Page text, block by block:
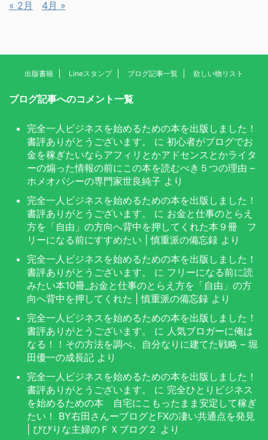
« 2月
4月 »
出版書籍 Lineスタンプ ブログ記事一覧 欲しい物リスト
ブログ記事へのコメント一覧
完全一人ビジネスを始めるための本を出版しました！
書評ありがとうございます。
に 初心者がブログでお
金を稼ぎたいならアフィリとかアドセンスとかライタ
ーの煽った情報の前にこの本を読むべき５つの理由 –
ホメオパシーの専門家世良純子 より
完全一人ビジネスを始めるための本を出版しました！
書評ありがとうございます。
に お金と仕事のとらえ
方を「自由」の方向へ背中を押してくれた本９冊 フ
リーになる前にすすめたい | 慎重派の備忘録 より
完全一人ビジネスを始めるための本を出版しました！
書評ありがとうございます。
に フリーになる前に読
みたい本10冊_お金と仕事のとらえ方を「自由」の方
向へ背中を押してくれた | 慎重派の備忘録 より
完全一人ビジネスを始めるための本を出版しました！
書評ありがとうございます。
に 人気ブロガーに俺は
なる！！その方法を調べ、自分なりに建てた戦略 – 堀
田優一の成長記 より
完全一人ビジネスを始めるための本を出版しました！
書評ありがとうございます。
に 完全ひとりビジネス
を始めるための本 自宅にこもったまま安定して稼ぎ
たい！ BY右田さんーブログとFXの凄い共通点を発見
| びびりな主婦のＦＸブログ２ より